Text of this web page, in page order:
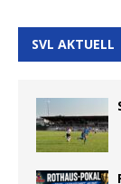
SVL AKTUELL